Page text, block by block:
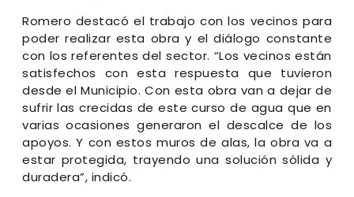
Romero destacó el trabajo con los vecinos para
poder realizar esta obra y el diálogo constante
con los referentes del sector. “Los vecinos están
satisfechos con esta respuesta que tuvieron
desde el Municipio. Con esta obra van a dejar de
sufrir las crecidas de este curso de agua que en
varias ocasiones generaron el descalce de los
apoyos. Y con estos muros de alas, la obra va a
estar protegida, trayendo una solución sólida y
duradera”, indicó.